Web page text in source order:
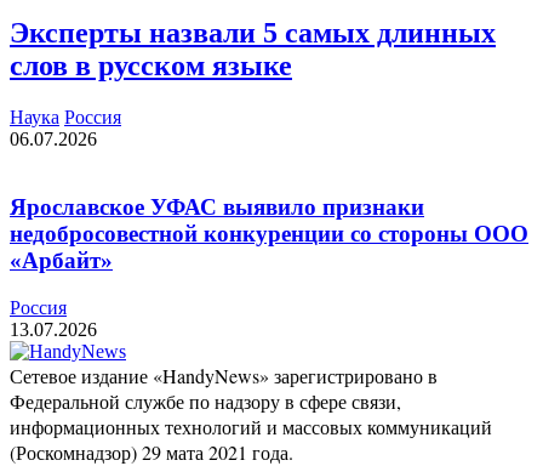
Эксперты назвали 5 самых длинных
слов в русском языке
Наука Россия
06.07.2026
Ярославское УФАС выявило признаки
недобросовестной конкуренции со стороны ООО
«Арбайт»
Россия
13.07.2026
Сетевое издание «HandyNews» зарегистрировано в
Федеральной службе по надзору в сфере связи,
информационных технологий и массовых коммуникаций
(Роскомнадзор) 29 мата 2021 года.